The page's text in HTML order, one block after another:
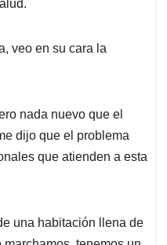
veo en su cara la
nada nuevo que el
dijo que el problema
que atienden a esta
una habitación llena de